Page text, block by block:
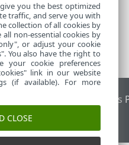
ESET
direitos reservados.
you the best optimized
traffic, and serve you with
collection of all cookies by
all non-essential cookies by
or adjust your cookie
You also have the right to
your cookie preferences
link in our website
(if available). For more
CLOSE